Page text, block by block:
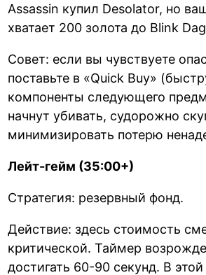
Assassin купил Desolator, но
хватает 200 золота до Blink
Совет: если вы чувствуете
поставьте в «Quick Buy»
компоненты следующего
начнут убивать, судорожно
минимизировать потерю
Лейт-гейм (35:00+)
Стратегия: резервный фонд.
Действие: здесь стоимость
критической. Таймер
достигать 60-90 секунд. В